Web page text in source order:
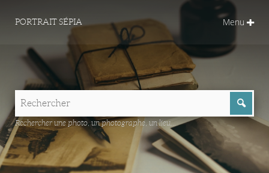
PORTRAIT SÉPIA Menu
Rechercher une photo, un photographe, un lieu...